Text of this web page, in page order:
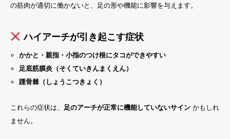
の筋肉が適切に働かないと、足の形や機能に影響を与えます。
ハイアーチが引き起こす症状
かかと・親指・小指のつけ根にタコができやすい
足底筋膜炎（そくていきんまくえん）
踵骨棘（しょうこつきょく）
これらの症状は、 足のアーチが正常に機能していないサイン かもしれ
ません。